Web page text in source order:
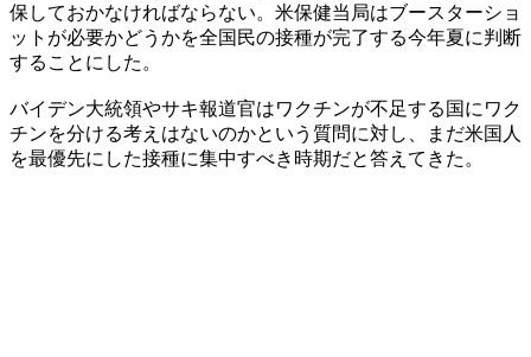
保しておかなければならない。米保健当局はブースターショ
ットが必要かどうかを全国民の接種が完了する今年夏に判断
することにした。
バイデン大統領やサキ報道官はワクチンが不足する国にワク
チンを分ける考えはないのかという質問に対し、まだ米国人
を最優先にした接種に集中すべき時期だと答えてきた。